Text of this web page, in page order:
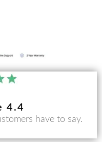
4.4
have to say.